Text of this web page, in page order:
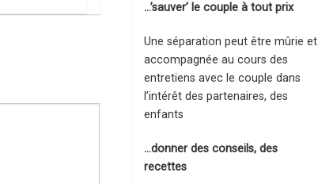
…’sauver’ le couple à tout prix
Une séparation peut être mûrie et
accompagnée au cours des
entretiens avec le couple dans
l’intérêt des partenaires, des
enfants
…donner des conseils, des
recettes